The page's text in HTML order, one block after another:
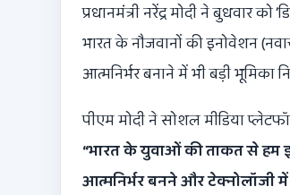
प्रधानमंत्री नरेंद्र मोदी ने बुधवार
भारत के नौजवानों की इनोवेशन
आत्मनिर्भर बनाने में भी बड़ी भूमिका
पीएम मोदी ने सोशल मीडिया
“भारत के युवाओं की ताकत से हम
आत्मनिर्भर बनने और टेक्नोलॉजी